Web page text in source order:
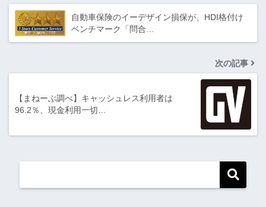
自動車保険のイーデザイン損保が、HDI格付け
ベンチマーク「問合…
次の記事
【まねーぶ調べ】キャッシュレス利用者は
96.2％、現金利用一切…